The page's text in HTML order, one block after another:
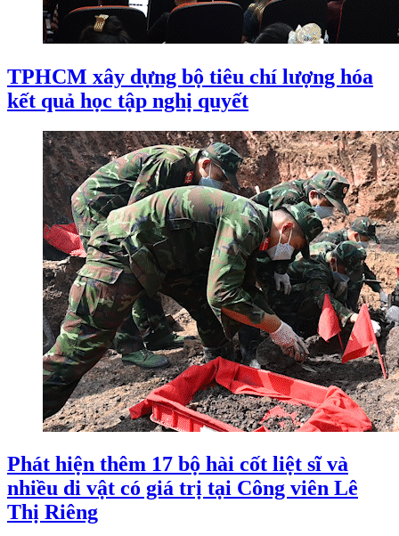
TPHCM xây dựng bộ tiêu chí lượng hóa
kết quả học tập nghị quyết
Phát hiện thêm 17 bộ hài cốt liệt sĩ và
nhiều di vật có giá trị tại Công viên Lê
Thị Riêng